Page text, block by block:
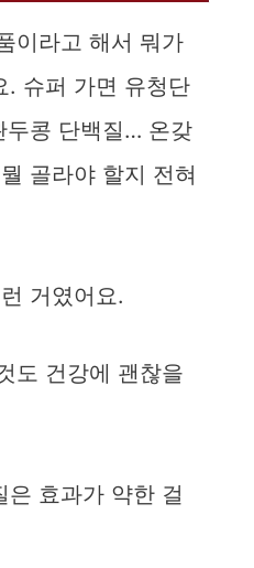
이라고 해서 뭐가
. 슈퍼 가면 유청단
두콩 단백질… 온갖
골라야 할지 전혀
거였어요.
도 건강에 괜찮을
은 효과가 약한 걸